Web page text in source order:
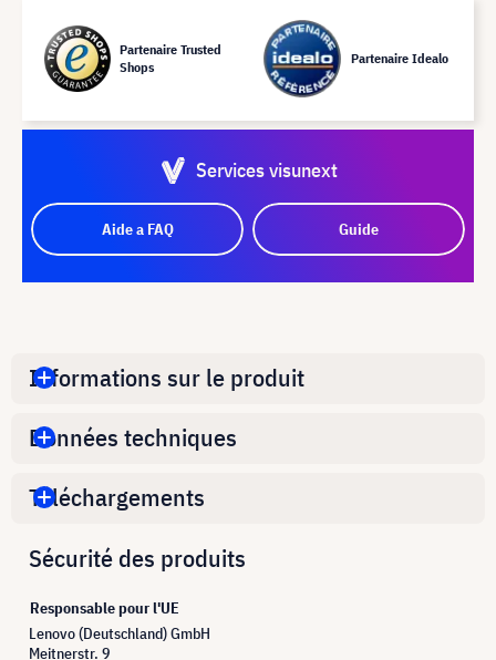
Partenaire Trusted
Shops
Partenaire Idealo
Services visunext
Aide a FAQ Guide
Informations sur le produit
Données techniques
Téléchargements
Sécurité des produits
Responsable pour l'UE
Lenovo (Deutschland) GmbH
Meitnerstr. 9